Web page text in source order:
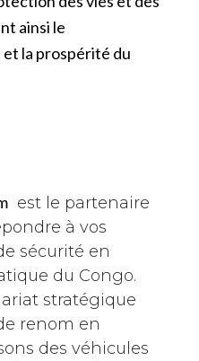
ainsi le
la prospérité du
est le partenaire
à vos
sécurité en
du Congo.
stratégique
renom en
des véhicules